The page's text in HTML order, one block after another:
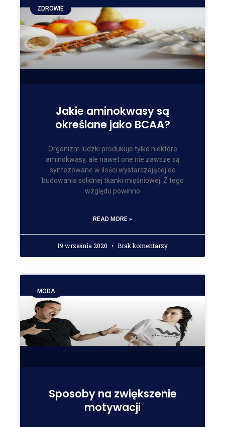
ZDROWIE
Jakie aminokwasy są
określane jako BCAA?
Organizm ludzki produkuje tylko niektóre
aminokwasy, ale nawet one nie zawsze są
syntezowane w ilości wystarczającej do
budowania solidnej tkanki mięśniowej. Z tego
względu powinno
READ MORE »
19 września 2020 Brak komentarzy
MODA
Sposoby na zwiększenie
motywacji